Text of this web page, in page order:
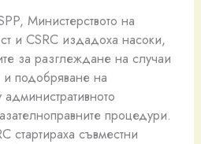
Министерството на
и CSRC издадоха насоки,
за разглеждане на случаи
подобряване на
процедури.
стартираха съвместни